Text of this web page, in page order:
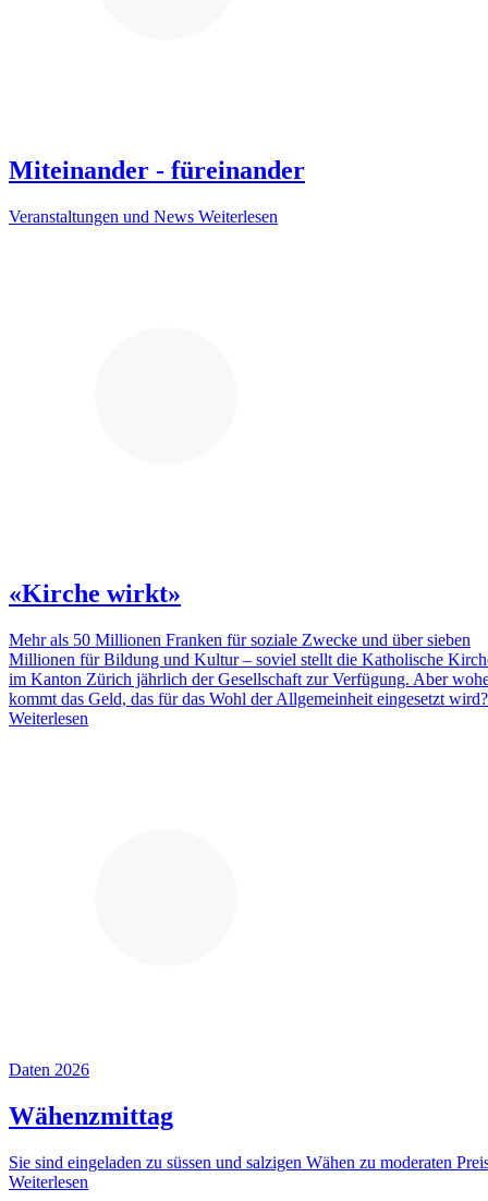
Miteinander - füreinander
Veranstaltungen und News Weiterlesen
«Kirche wirkt»
Mehr als 50 Millionen Franken für soziale Zwecke und über sieben
Millionen für Bildung und Kultur – soviel stellt die Katholische
im Kanton Zürich jährlich der Gesellschaft zur Verfügung. Aber
kommt das Geld, das für das Wohl der Allgemeinheit eingesetzt wird?
Weiterlesen
Daten 2026
Wähenzmittag
Sie sind eingeladen zu süssen und salzigen Wähen zu moderaten
Weiterlesen